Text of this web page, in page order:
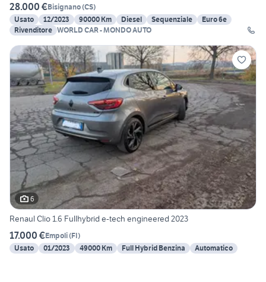
28.000 €Bisignano(CS)
Usato
12/2023 90000 Km Diesel Sequenziale
Euro 6e
Rivenditore WORLD CAR - MONDO AUTO
6
Renaul Clio 1.6 Fullhybrid e-tech engineered 2023
17.000 €Empoli(FI)
Usato
01/2023 49000 Km Full Hybrid Benzina Automatico